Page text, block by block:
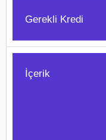
Gerekli Kredi
İçerik